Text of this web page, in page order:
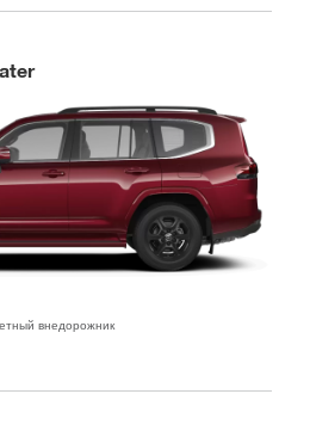
внедорожник